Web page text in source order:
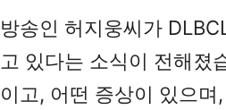
방송인 허지웅씨가
고 있다는 소식이 전해졌
이고, 어떤 증상이 있으며